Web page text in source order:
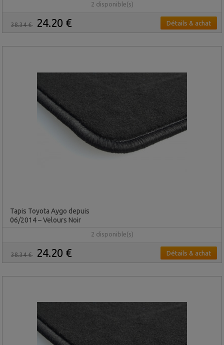
2 disponible(s)
38.34 € 24.20 € Détails & achat
Tapis Toyota Aygo depuis
06/2014 – Velours Noir
2 disponible(s)
38.34 € 24.20 € Détails & achat